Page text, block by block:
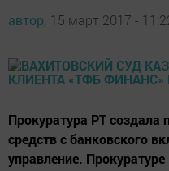
автор, 15 март 2017 -
Прокуратура РТ создала
средств с банковского
управление.